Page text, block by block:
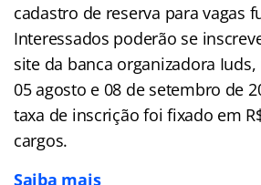
cadastro de reserva para vagas
Interessados poderão se
site da banca organizadora
05 agosto e 08 de setembro de
taxa de inscrição foi fixado em
cargos.
Saiba mais